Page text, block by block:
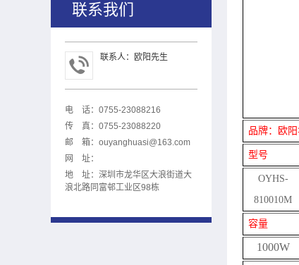
联系我们
联系人：欧阳先生
电 话：0755-23088216
传 真：0755-23088220
邮 箱： ouyanghuasi@163.com
网 址：
地 址：深圳市龙华区大浪街道大
浪北路同富邨工业区98栋
品牌：欧
型号
OYHS-
810010M
容量
1000W